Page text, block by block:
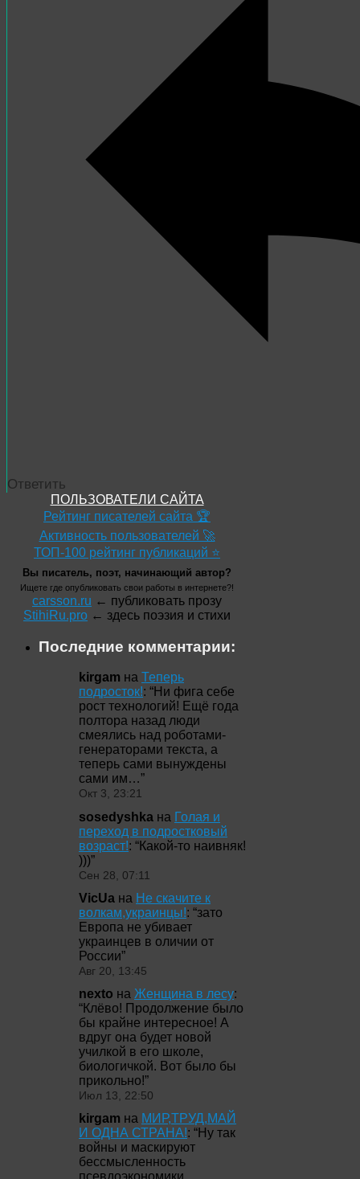
Ответить
ПОЛЬЗОВАТЕЛИ САЙТА
Рейтинг писателей сайта 🏆
Активность пользователей 🚀
ТОП-100 рейтинг публикаций ⭐
Вы писатель, поэт, начинающий автор?
Ищете где опубликовать свои работы в интернете?!
carsson.ru ← публиковать прозу
StihiRu.pro ← здесь поэзия и стихи
Последние комментарии:
kirgam на Теперь
подросток!: “Ни фига себе
рост технологий! Ещё года
полтора назад люди
смеялись над роботами-
генераторами текста, а
теперь сами вынуждены
сами им…”
Окт 3, 23:21
sosedyshka на Голая и
переход в подростковый
возраст!: “Какой-то наивняк!
)))”
Сен 28, 07:11
VicUa на Не скачите к
волкам,украинцы!: “зато
Европа не убивает
украинцев в оличии от
России”
Авг 20, 13:45
nexto на Женщина в лесу:
“Клёво! Продолжение было
бы крайне интересное! А
вдруг она будет новой
училкой в его школе,
биологичкой. Вот было бы
прикольно!”
Июл 13, 22:50
kirgam на МИР,ТРУД,МАЙ
И ОДНА СТРАНА!: “Ну так
войны и маскируют
бессмысленность